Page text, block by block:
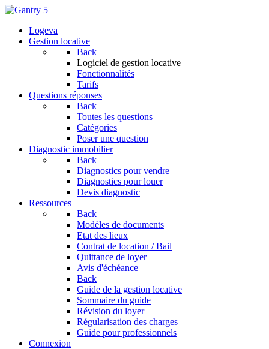
Logeva
Gestion locative
Back
Logiciel de gestion locative
Fonctionnalités
Tarifs
Questions réponses
Back
Toutes les questions
Catégories
Poser une question
Diagnostic immobilier
Back
Diagnostics pour vendre
Diagnostics pour louer
Devis diagnostic
Ressources
Back
Modèles de documents
Etat des lieux
Contrat de location / Bail
Quittance de loyer
Avis d'échéance
Back
Guide de la gestion locative
Sommaire du guide
Révision du loyer
Régularisation des charges
Guide pour professionnels
Connexion